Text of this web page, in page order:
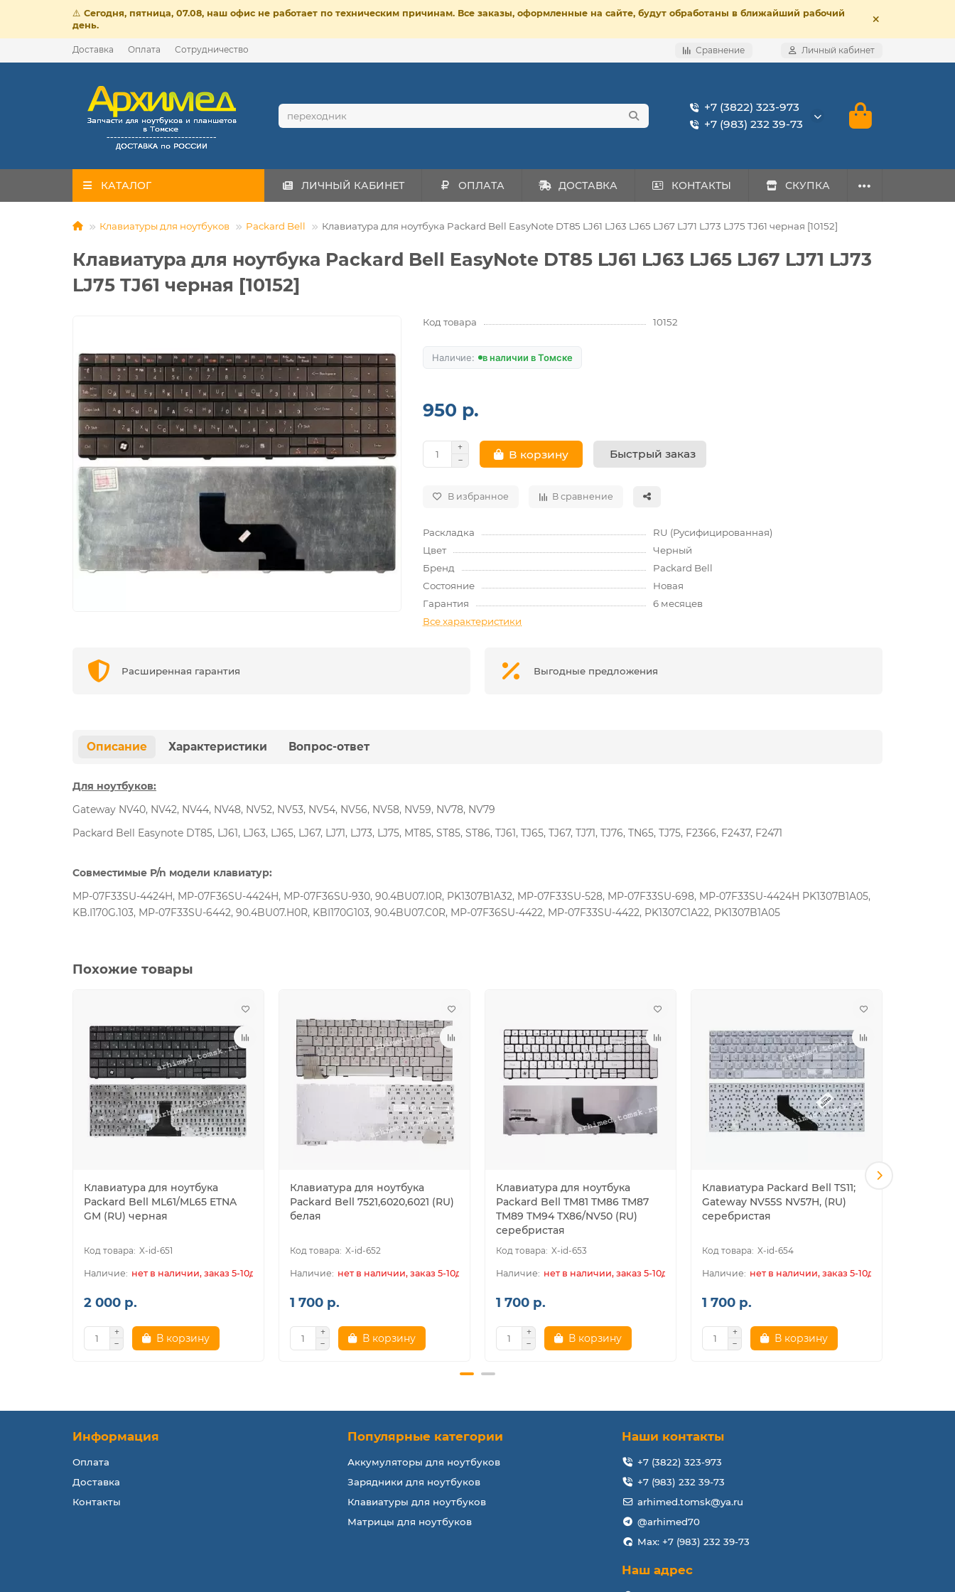
⚠️ Сегодня, пятница, 07.08, наш офис не работает по техническим причинам. Все заказы, оформленные на сайте, будут обработаны в ближайший рабочий
день.
Доставка Оплата Сотрудничество Сравнение Личный кабинет
+7 (3822) 323-973
+7 (983) 232 39-73
КАТАЛОГ ЛИЧНЫЙ КАБИНЕТ ОПЛАТА ДОСТАВКА КОНТАКТЫ СКУПКА
Клавиатуры для ноутбуков Packard Bell Клавиатура для ноутбука Packard Bell EasyNote DT85 LJ61 LJ63 LJ65 LJ67 LJ71 LJ73 LJ75 TJ61 черная [10152]
Клавиатура для ноутбука Packard Bell EasyNote DT85 LJ61 LJ63 LJ65 LJ67 LJ71 LJ73
LJ75 TJ61 черная [10152]
Код товара 10152
в наличии в Томске
950 р.
В корзину Быстрый заказ
В избранное В сравнение
Раскладка
RU (Русифицированная)
Цвет
Черный
Бренд
Packard Bell
Состояние
Новая
Гарантия
6 месяцев
Все характеристики
Расширенная гарантия Выгодные предложения
Описание Характеристики Вопрос-ответ
Для ноутбуков:
Gateway NV40, NV42, NV44, NV48, NV52, NV53, NV54, NV56, NV58, NV59, NV78, NV79
Packard Bell Easynote DT85, LJ61, LJ63, LJ65, LJ67, LJ71, LJ73, LJ75, MT85, ST85, ST86, TJ61, TJ65, TJ67, TJ71, TJ76, TN65, TJ75, F2366, F2437, F2471
Совместимые P/n модели клавиатур:
MP-07F33SU-4424H, MP-07F36SU-4424H, MP-07F36SU-930, 90.4BU07.I0R, PK1307B1A32, MP-07F33SU-528, MP-07F33SU-698, MP-07F33SU-4424H PK1307B1A05,
KB.I170G.103, MP-07F33SU-6442, 90.4BU07.H0R, KBI170G103, 90.4BU07.C0R, MP-07F36SU-4422, MP-07F33SU-4422, PK1307C1A22, PK1307B1A05
Похожие товары
Клавиатура для ноутбука
Packard Bell ML61/ML65 ETNA
GM (RU) черная
X-id-651
нет в наличии, заказ 5-10дн.
2 000 р.
В корзину
Клавиатура для ноутбука
Packard Bell 7521,6020,6021 (RU)
белая
X-id-652
нет в наличии, заказ 5-10дн.
1 700 р.
В корзину
Клавиатура для ноутбука
Packard Bell TM81 TM86 TM87
TM89 TM94 TX86/NV50 (RU)
серебристая
X-id-653
нет в наличии, заказ 5-10дн.
1 700 р.
В корзину
Клавиатура Packard Bell TS11;
Gateway NV55S NV57H, (RU)
серебристая
X-id-654
нет в наличии, заказ 5-10дн.
1 700 р.
В корзину
Информация
Оплата
Доставка
Контакты
Популярные категории
Аккумуляторы для ноутбуков
Зарядники для ноутбуков
Клавиатуры для ноутбуков
Матрицы для ноутбуков
Наши контакты
+7 (3822) 323-973
+7 (983) 232 39-73
arhimed.tomsk@ya.ru
@arhimed70
Max: +7 (983) 232 39-73
Наш адрес